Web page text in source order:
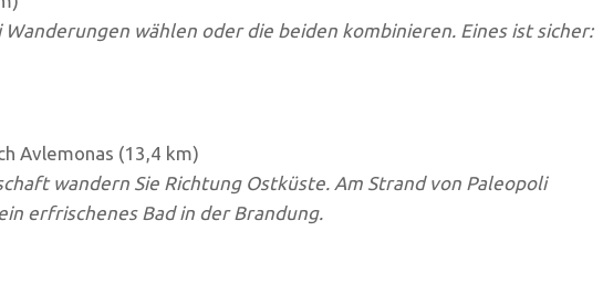
Wanderungen wählen oder die beiden kombinieren. Eines ist sicher:
Avlemonas (13,4 km)
wandern Sie Richtung Ostküste. Am Strand von Paleopoli
erfrischenes Bad in der Brandung.